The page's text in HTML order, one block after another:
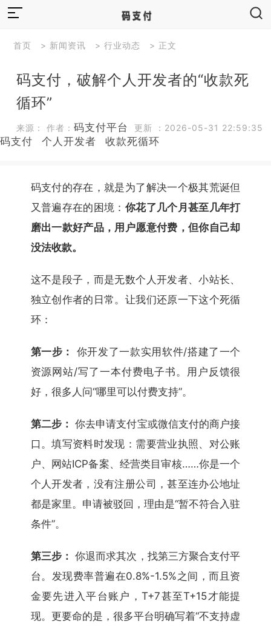
首页 > 新闻资讯 > 行业动态 > 正文
码支付，破解个人开发者的“收款死
循环”
来源： 作者： 码支付平台 更新 ：2026-05-31 22:59:35
码支付 个人开发者 收款死循环
码支付的存在，就是为了解决一个极其荒诞但
又普遍存在的困境： 你花了几个月甚至几年打
磨出一款好产品，用户愿意付费，但你自己却
没法收款。
这不是段子，而是无数个人开发者、小站长、
独立创作者的日常。让我们还原一下这个死循
环：
第一步：
你开发了一款实用软件/搭建了一个
资源网站/写了一本付费电子书。用户反馈很
好，很多人问“哪里可以付费支持”。
第二步： 你去申请支付宝或微信支付的商户接
口。填写资料时发现：需要营业执照、对公账
户、网站ICP备案、经营类目审核……你是一个
个人开发者，没有注册公司，甚至连办公地址
都是家里。申请被驳回，理由是“暂不符合入驻
条件”。
第三步： 你退而求其次，找第三方聚合支付平
台。发现费率普遍在0.8%-1.5%之间，而且资
金要先进入平台账户，T+7甚至T+15才能提
现。更要命的是，很多平台明确写着“不支持虚